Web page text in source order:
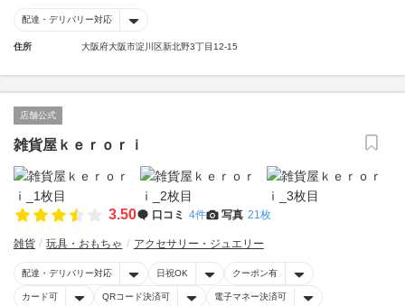
配達・デリバリー対応
住所 大阪府大阪市淀川区新北野3丁目12-15
店舗公式
雑貨屋ｋｅｒｏｒｉ
3.50 口コミ 4件 写真 21枚
雑貨 玩具・おもちゃ アクセサリー・ジュエリー
配達・デリバリー対応 日祝OK クーポン有
カード可 QRコード決済可 電子マネー決済可